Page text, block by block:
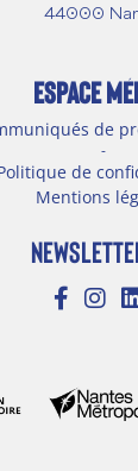
44000
ESPACE
de
-
de
Mentions